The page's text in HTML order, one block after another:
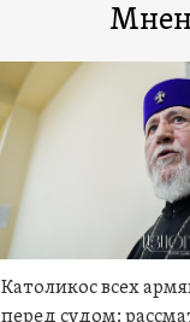
Католикос всех
перед судом: